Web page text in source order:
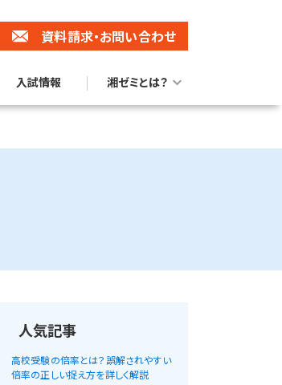
資料請求・お問い合わせ
入試情報 湘ゼミとは？
人気記事
高校受験の倍率とは？誤解されやすい
倍率の正しい捉え方を詳しく解説